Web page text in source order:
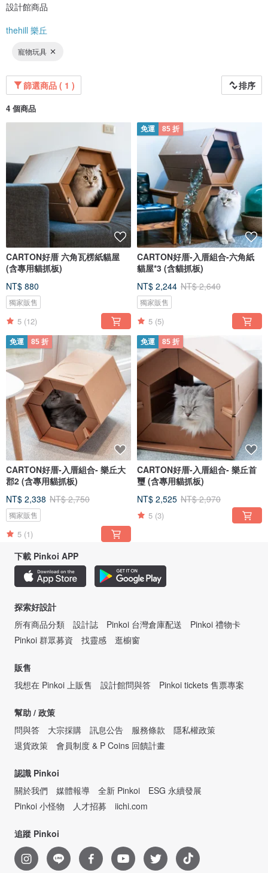
設計館商品
thehill 樂丘
寵物玩具
篩選商品 ( 1 ) 排序
4 個商品
CARTON好厝 六角瓦楞紙貓屋
(含專用貓抓板)
NT$ 880
獨家販售
5 (12)
免運 85 折
CARTON好厝-入厝組合-六角紙
貓屋*3 (含貓抓板)
NT$ 2,244 NT$ 2,640
獨家販售
5 (5)
免運 85 折
CARTON好厝-入厝組合- 樂丘大
郡2 (含專用貓抓板)
NT$ 2,338 NT$ 2,750
獨家販售
5 (1)
免運 85 折
CARTON好厝-入厝組合- 樂丘首
璽 (含專用貓抓板)
NT$ 2,525 NT$ 2,970
5 (3)
下載 Pinkoi APP
探索好設計
所有商品分類
設計誌 Pinkoi 台灣倉庫配送
Pinkoi 禮物卡
Pinkoi 群眾募資
找靈感 逛櫥窗
販售
我想在 Pinkoi 上販售
設計館問與答 Pinkoi tickets 售票專案
幫助 / 政策
問與答
大宗採購 訊息公告 服務條款
隱私權政策
退貨政策
會員制度 & P Coins 回饋計畫
認識 Pinkoi
關於我們
媒體報導 全新 Pinkoi
ESG 永續發展
Pinkoi 小怪物
人才招募 iichi.com
追蹤 Pinkoi